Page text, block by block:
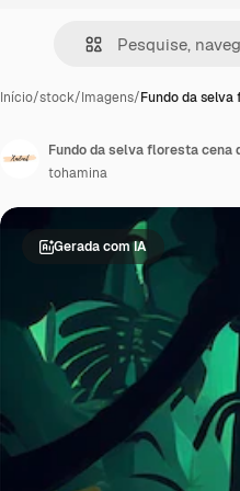
Início/stock/Imagens/Fundo da selva
Gerada com IA
Fundo da selva floresta
tohamina